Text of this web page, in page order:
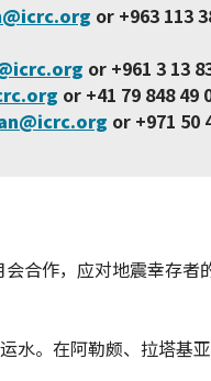
or +963 113
or +961 3 13
or +41 79 848 49
or +971 50
合作，应对地震幸存者
水。在阿勒颇、拉塔基